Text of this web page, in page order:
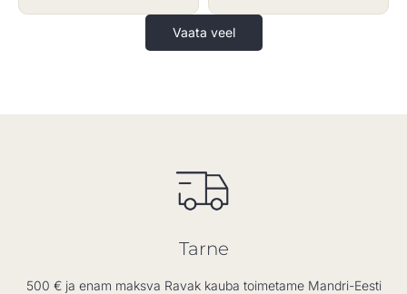
Vaata veel
Tarne
500 € ja enam maksva Ravak kauba toimetame Mandri-Eesti